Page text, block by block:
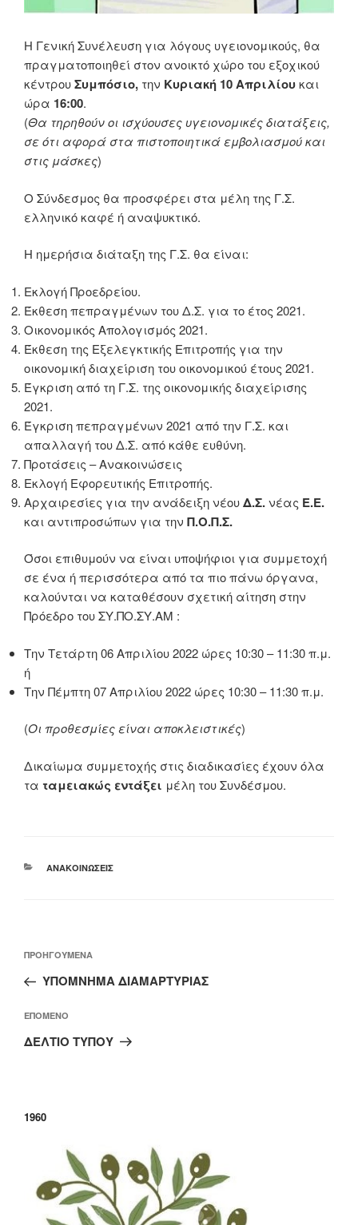
Η Γενική Συνέλευση για λόγους υγειονομικούς, θα
πραγματοποιηθεί στον ανοικτό χώρο του εξοχικού
κέντρουΣυμπόσιο, την Κυριακή 10 Απριλίουκαι
ώρα 16:00.
(Θα τηρηθούν οι ισχύουσες υγειονομικές διατάξεις,
σε ότι αφορά στα πιστοποιητικά εμβολιασμού και
στις μάσκες)
Ο Σύνδεσμος θα προσφέρει στα μέλη της Γ.Σ.
ελληνικό καφέ ή αναψυκτικό.
Η ημερήσια διάταξη της Γ.Σ. θα είναι:
Εκλογή Προεδρείου.
Έκθεση πεπραγμένων του Δ.Σ. για το έτος 2021.
Οικονομικός Απολογισμός 2021.
Έκθεση της Εξελεγκτικής Επιτροπής για την
οικονομική διαχείριση του οικονομικού έτους 2021.
Έγκριση από τη Γ.Σ. της οικονομικής διαχείρισης
2021.
Έγκριση πεπραγμένων 2021 από την Γ.Σ. και
απαλλαγή του Δ.Σ. από κάθε ευθύνη.
Προτάσεις – Ανακοινώσεις
Εκλογή Εφορευτικής Επιτροπής.
Αρχαιρεσίες για την ανάδειξη νέουΔ.Σ.νέας Ε.Ε.
και αντιπροσώπων για την Π.Ο.Π.Σ.
Όσοι επιθυμούν να είναι υποψήφιοι για συμμετοχή
σε ένα ή περισσότερα από τα πιο πάνω όργανα,
καλούνται να καταθέσουν σχετική αίτηση στην
Πρόεδρο του ΣΥ.ΠΟ.ΣΥ.ΑΜ :
Την Τετάρτη 06 Απριλίου 2022 ώρες 10:30 – 11:30 π.μ.
ή
Την Πέμπτη 07 Απριλίου 2022 ώρες 10:30 – 11:30 π.μ.
(Οι προθεσμίες είναι αποκλειστικές)
Δικαίωμα συμμετοχής στις διαδικασίες έχουν όλα
τα ταμειακώς εντάξει μέλη του Συνδέσμου.
ΚΑΤΗΓΟΡΊΕΣ
ΑΝΑΚΟΙΝΏΣΕΙΣ
άρθρων
Προηγούμενο
άρθρο
ΠΡΟΗΓΟΎΜΕΝΑ
ΥΠΟΜΝΗΜΑ ΔΙΑΜΑΡΤΥΡΙΑΣ
Επόμενο
άρθρο
ΕΠΌΜΕΝΟ
ΔΕΛΤΙΟ ΤΥΠΟΥ
1960